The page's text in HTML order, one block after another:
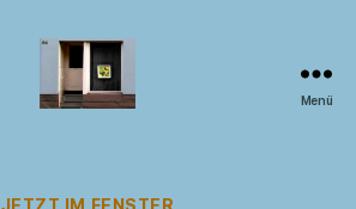
Menü
Kategorien
JETZT IM FENSTER